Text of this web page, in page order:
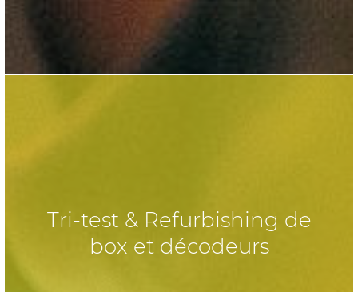
Tri-test & Refurbishing de
box et décodeurs